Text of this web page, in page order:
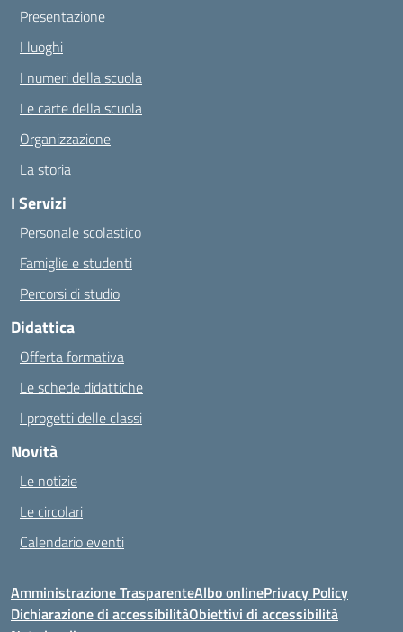
Presentazione
I luoghi
I numeri della scuola
Le carte della scuola
Organizzazione
La storia
I Servizi
Personale scolastico
Famiglie e studenti
Percorsi di studio
Didattica
Offerta formativa
Le schede didattiche
I progetti delle classi
Novità
Le notizie
Le circolari
Calendario eventi
Amministrazione TrasparenteAlbo onlinePrivacy Policy
Dichiarazione di accessibilitàObiettivi di accessibilità